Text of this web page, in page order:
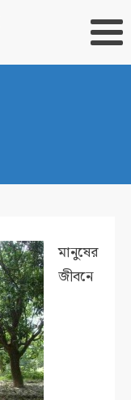
মানুষের
জীবনে